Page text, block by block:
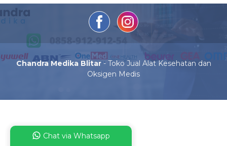
Chandra Medika Blitar- Toko Jual Alat Kesehatan dan
Oksigen Medis
Chat via Whatsapp